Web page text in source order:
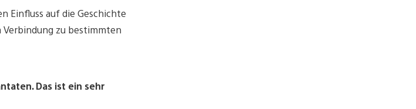
Einfluss auf die Geschichte
Verbindung zu bestimmten
Das ist ein sehr